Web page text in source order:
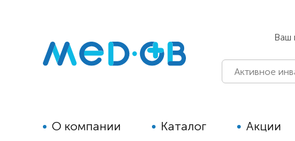
Ваш
О компании Каталог Акции